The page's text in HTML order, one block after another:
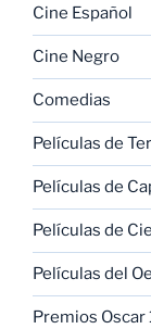
Cine Español
Cine Negro
Comedias
Películas de
Películas de
Películas de
Películas del
Premios Oscar